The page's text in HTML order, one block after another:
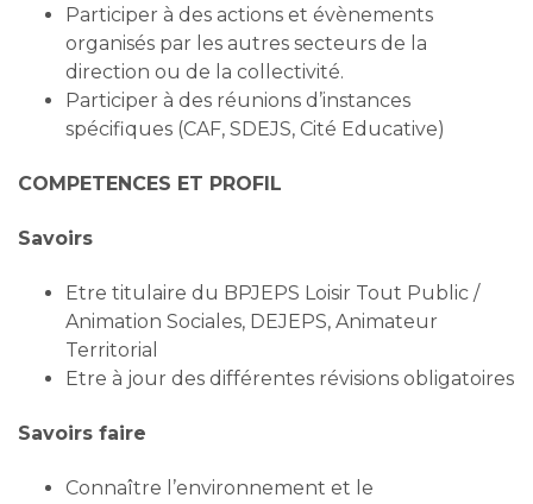
Participer à des actions et évènements
organisés par les autres secteurs de la
direction ou de la collectivité.
Participer à des réunions d’instances
spécifiques (CAF, SDEJS, Cité Educative)
COMPETENCES ET PROFIL
Savoirs
Etre titulaire du BPJEPS Loisir Tout Public /
Animation Sociales, DEJEPS, Animateur
Territorial
Etre à jour des différentes révisions obligatoires
Savoirs faire
Connaître l’environnement et le